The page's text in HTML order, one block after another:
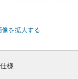
像を拡大する
仕様